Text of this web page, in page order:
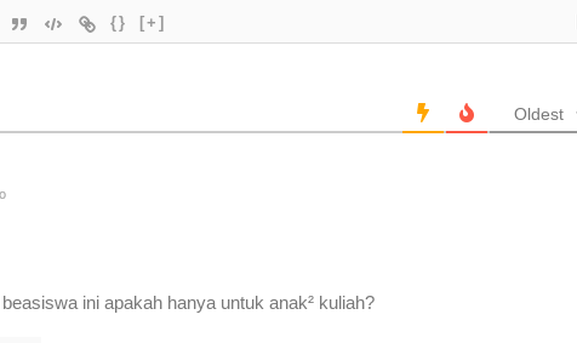
{} [+]
Oldest
ini apakah hanya untuk anak² kuliah?